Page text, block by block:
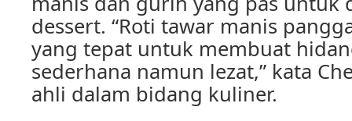
dessert. “Roti tawar manis
yang tepat untuk membuat
sederhana namun lezat,” kata
ahli dalam bidang kuliner.